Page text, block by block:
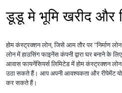
डूडू मे भूमि खरीद और
होम कंस्ट्रक्शन लोन, जिसे आम तौर पर "निर्माण
लोन में हाउसिंग फाइनेंस कंपनी द्वारा घर बनाने के
आवास फायनेंसियर्स लिमिटेड में होम कंस्ट्रक्शन
उठा सकते हैं। आप अपनी आवश्यकता और रीपेमेंट
कर सकते हैं।